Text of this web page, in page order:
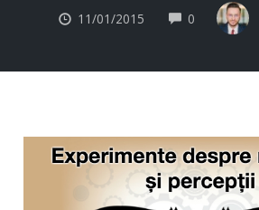
11/01/2015 0 COMMENTS